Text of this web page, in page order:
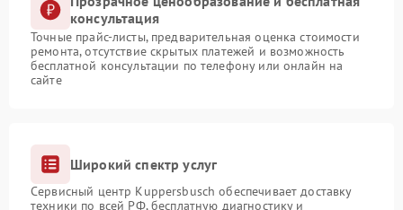
консультация
Точные прайс-листы, предварительная оценка стоимости
ремонта, отсутствие скрытых платежей и возможность
бесплатной консультации по телефону или онлайн на
сайте
Широкий спектр услуг
Сервисный центр Kuppersbusch обеспечивает доставку
техники по всей РФ, бесплатную диагностику и